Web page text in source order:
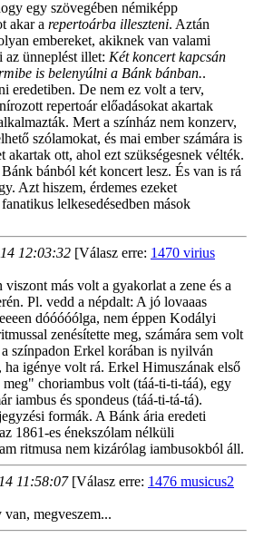
egy szövegében némiképp
akar a repertoárba illeszteni. Aztán
embereket, akiknek van valami
az ünneplést illet: Két koncert kapcsán
is belenyúlni a Bánk bánban..
eredetiben. De nem ez volt a terv,
repertoár előadásokat akartak
Mert a színház nem konzerv,
szólamokat, és mai ember számára is
akartak ott, ahol ezt szükségesnek vélték.
bánból két koncert lesz. És van is rá
Azt hiszem, érdemes ezeket
lelkesedésedben mások
12:03:32 [Válasz erre: 1470 virius
más volt a gyakorlat a zene és a
Pl. vedd a népdalt: A jó lovaaas
dóóóóólga, nem éppen Kodályi
zenésítette meg, számára sem volt
színpadon Erkel korában is nyilván
igénye volt rá. Erkel Himuszának első
choriambus volt (táá-ti-ti-táá), egy
iambus és spondeus (táá-ti-tá-tá).
formák. A Bánk ária eredeti
1861-es énekszólam nélküli
ritmusa nem kizárólag iambusokból áll.
11:58:07[Válasz erre: 1476 musicus2
megveszem...